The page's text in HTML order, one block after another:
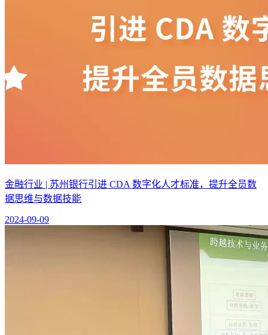
金融行业 | 苏州银行引进 CDA 数字化人才标准，提升全员数
据思维与数据技能
2024-09-09